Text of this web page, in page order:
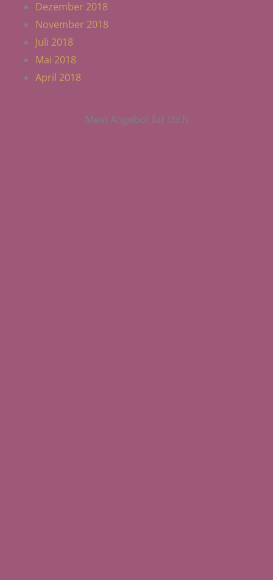
Dezember 2018
November 2018
Juli 2018
Mai 2018
April 2018
Mein Angebot für Dich